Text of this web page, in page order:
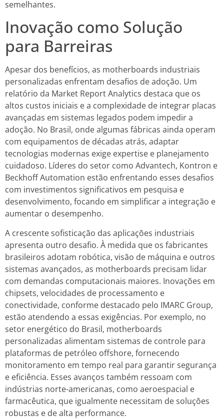
semelhantes.
Inovação como Solução
para Barreiras
Apesar dos benefícios, as motherboards industriais
personalizadas enfrentam desafios de adoção. Um
relatório da Market Report Analytics destaca que os
altos custos iniciais e a complexidade de integrar placas
avançadas em sistemas legados podem impedir a
adoção. No Brasil, onde algumas fábricas ainda operam
com equipamentos de décadas atrás, adaptar
tecnologias modernas exige expertise e planejamento
cuidadoso. Líderes do setor como Advantech, Kontron e
Beckhoff Automation estão enfrentando esses desafios
com investimentos significativos em pesquisa e
desenvolvimento, focando em simplificar a integração e
aumentar o desempenho.
A crescente sofisticação das aplicações industriais
apresenta outro desafio. À medida que os fabricantes
brasileiros adotam robótica, visão de máquina e outros
sistemas avançados, as motherboards precisam lidar
com demandas computacionais maiores. Inovações em
chipsets, velocidades de processamento e
conectividade, conforme destacado pelo IMARC Group,
estão atendendo a essas exigências. Por exemplo, no
setor energético do Brasil, motherboards
personalizadas alimentam sistemas de controle para
plataformas de petróleo offshore, fornecendo
monitoramento em tempo real para garantir segurança
e eficiência. Esses avanços também ressoam com
indústrias norte-americanas, como aeroespacial e
farmacêutica, que igualmente necessitam de soluções
robustas e de alta performance.